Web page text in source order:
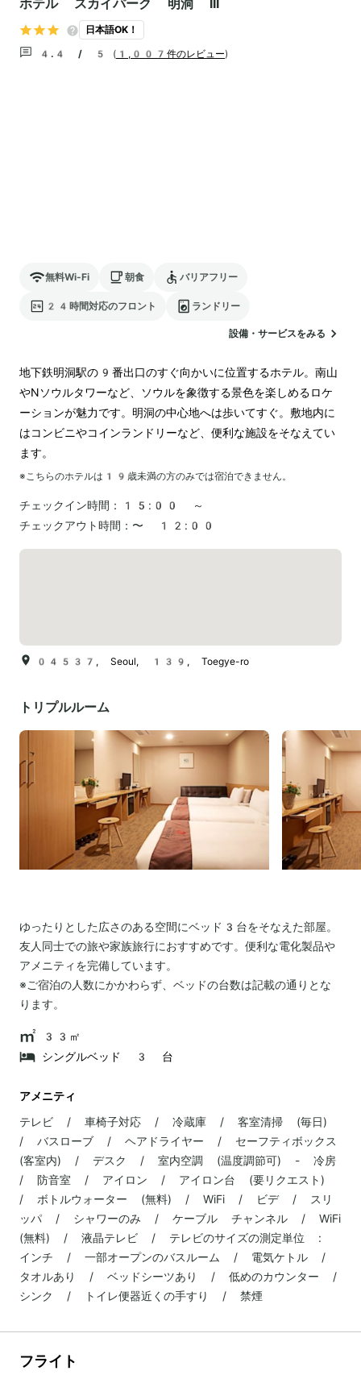
ホテル スカイパーク 明洞 III
日本語OK！
4.4 / 5 ( 1,007件のレビュー)
無料Wi-Fi 朝食 バリアフリー
24時間対応のフロント ランドリー
設備・サービスをみる
地下鉄明洞駅の9番出口のすぐ向かいに位置するホテル。南山
やNソウルタワーなど、ソウルを象徴する景色を楽しめるロケ
ーションが魅力です。明洞の中心地へは歩いてすぐ。敷地内に
はコンビニやコインランドリーなど、便利な施設をそなえてい
ます。
※こちらのホテルは 19 歳未満の方のみでは宿泊できません。
チェックイン時間：
15:00 ～
チェックアウト時間： 〜 12:00
04537, Seoul, 139, Toegye-ro
トリプルルーム
ゆったりとした広さのある空間にベッド3台をそなえた部屋。
友人同士での旅や家族旅行におすすめです。便利な電化製品や
アメニティを完備しています。
※ご宿泊の人数にかかわらず、ベッドの台数は記載の通りとな
ります。
33㎡
シングルベッド 3 台
アメニティ
テレビ / 車椅子対応 / 冷蔵庫 / 客室清掃 (毎日)
/ バスローブ / ヘアドライヤー / セーフティボックス
(客室内) / デスク / 室内空調 (温度調節可) - 冷房
/ 防音室 / アイロン / アイロン台 (要リクエスト)
/ ボトルウォーター (無料) / WiFi / ビデ / スリ
ッパ / シャワーのみ / ケーブル チャンネル / WiFi
(無料) / 液晶テレビ / テレビのサイズの測定単位 :
インチ / 一部オープンのバスルーム / 電気ケトル /
タオルあり / ベッドシーツあり / 低めのカウンター /
シンク / トイレ便器近くの手すり / 禁煙
フライト